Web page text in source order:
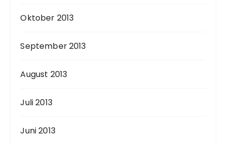
Oktober 2013
September 2013
August 2013
Juli 2013
Juni 2013